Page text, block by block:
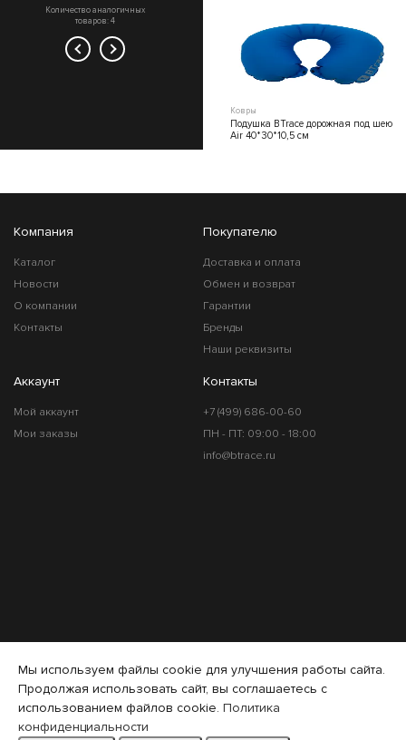
Количество аналогичных
товаров: 4
50x30x16,5 см
Ковры
Подушка BTrace дорожная под шею
Air 40*30*10,5 см
Компания
Каталог
Новости
О компании
Контакты
Покупателю
Доставка и оплата
Обмен и возврат
Гарантии
Бренды
Наши реквизиты
Аккаунт
Мой аккаунт
Мои заказы
Контакты
+7 (499) 686-00-60
ПН - ПТ: 09:00 - 18:00
info@btrace.ru
Мы используем файлы cookie для улучшения работы сайта.
Продолжая использовать сайт, вы соглашаетесь с
использованием файлов cookie. Политика
конфиденциальности